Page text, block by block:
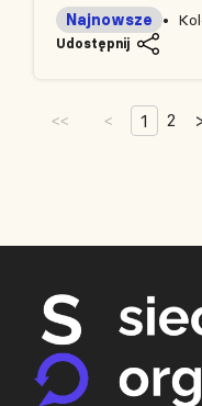
Najnowsze
Udostępnij
<< < 1 2